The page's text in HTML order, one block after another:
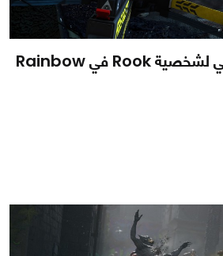
تفقد الإعلان الترويجي لشخصية Rook في Rainbow